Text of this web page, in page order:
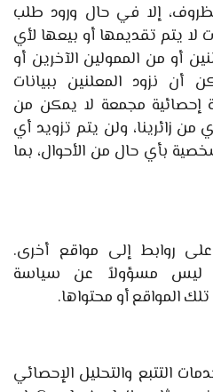
إلا في حال ورود طلب
يتم تقديمها أو بيعها لأي
أو من الممولين الآخرين أو
نزود المعلنين ببيانات
إحصائية مجمعة لا يمكن من
زائرينا، ولن يتم تزويد أي
بأي حال من الأحوال، بما
روابط إلى مواقع أخرى.
موقع antishubohat.com ليس مسؤولاً عن سياسة
المواقع أو محتواها.
التتبع والتحليل الإحصائي